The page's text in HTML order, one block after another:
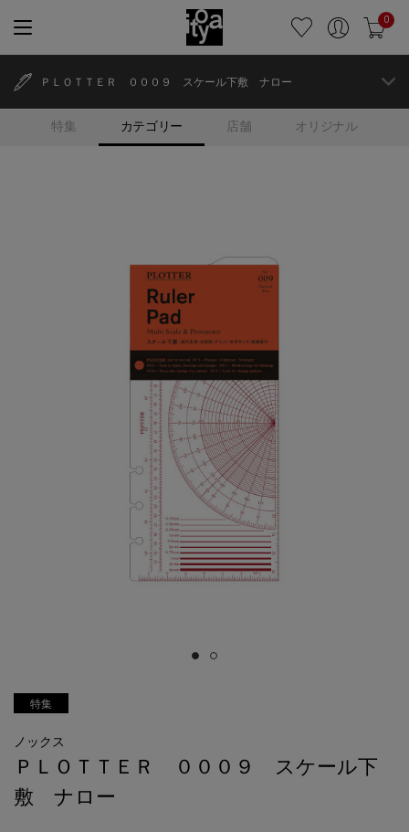
0
特集 カテゴリー 店舗 オリジナル
ＰＬＯＴＴＥＲ ０００９ スケール下敷 ナロー
特集
ノックス
ＰＬＯＴＴＥＲ ０００９ スケール下
敷 ナロー